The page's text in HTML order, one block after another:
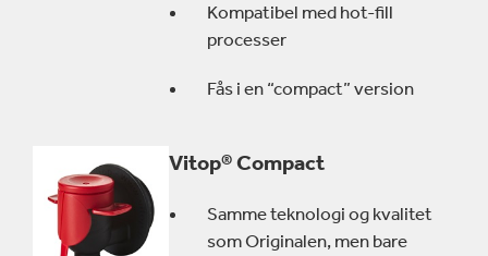
Kompatibel med hot-fill
processer
Fås i en “compact” version
Vitop® Compact
Samme teknologi og kvalitet
som Originalen, men bare